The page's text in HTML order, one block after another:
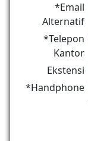
*Email
Alternatif
*Telepon
Kantor
Ekstensi
*Handphone